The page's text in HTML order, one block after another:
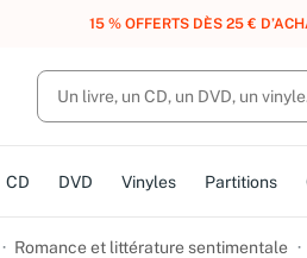
UN ACHAT, DES POINTS, DES
CD DVD Vinyles Partitions
Romance et littérature sentimentale